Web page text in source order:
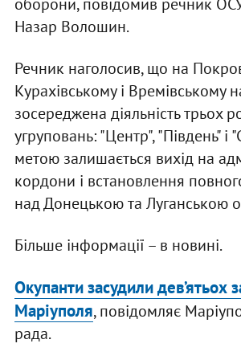
Назар Волошин.
Речник наголосив, що на
Курахівському і Времівському
зосереджена діяльність трьох
угруповань: "Центр", "Південь" і
метою залишається вихід на
кордони і встановлення
над Донецькою та Луганською
Більше інформації – в новині.
Окупанти засудили дев’ятьох
Маріуполя, повідомляє
рада.